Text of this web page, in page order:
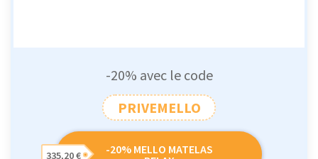
-20% avec le code
PRIVEMELLO
-20% MELLO MATELAS
335,20 €